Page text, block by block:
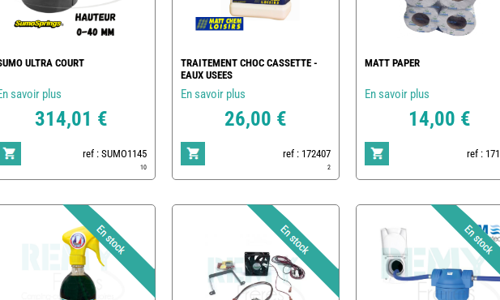
ULTRA COURT
savoir plus
314,01 €
ref : SUMO1145
10
TRAITEMENT CHOC CASSETTE -
EAUX USEES
En savoir plus
26,00 €
ref : 172407
2
MATT PAPER
En savoir plus
14,00 €
ref :